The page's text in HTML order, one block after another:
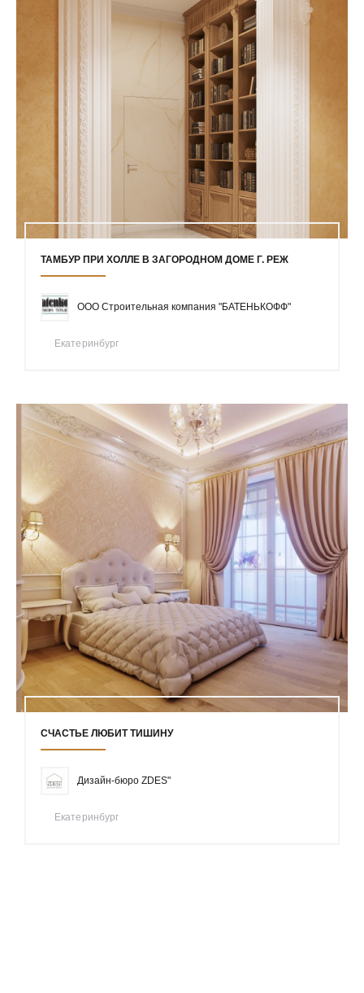
ТАМБУР ПРИ ХОЛЛЕ В ЗАГОРОДНОМ ДОМЕ Г. РЕЖ
ООО Строительная компания "БАТЕНЬКОФФ"
Екатеринбург
СЧАСТЬЕ ЛЮБИТ ТИШИНУ
Дизайн-бюро ZDES"
Екатеринбург